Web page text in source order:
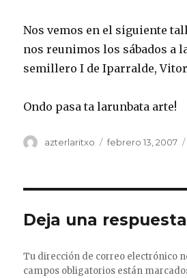
Nos vemos en el siguiente
nos reunimos los sábados a
semillero I de Iparralde,
Ondo pasa ta larunbata arte!
Autor
azterlaritxo
Publicado
febrero 13, 2007
Deja una respuesta
Tu dirección de correo electrónico
campos obligatorios están